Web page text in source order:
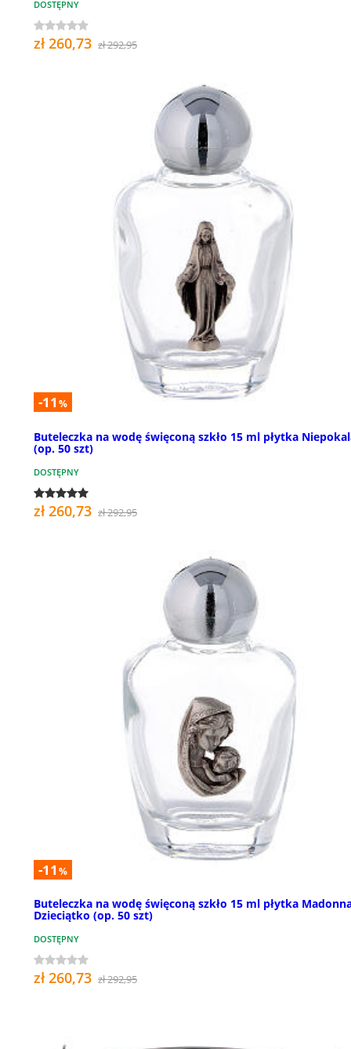
DOSTĘPNY
zł 260,73 zł 292,95
-11 %
Buteleczka na wodę święconą szkło 15 ml płytka
(op. 50 szt)
DOSTĘPNY
zł 260,73 zł 292,95
-11 %
Buteleczka na wodę święconą szkło 15 ml płytka
Dzieciątko (op. 50 szt)
DOSTĘPNY
zł 260,73 zł 292,95